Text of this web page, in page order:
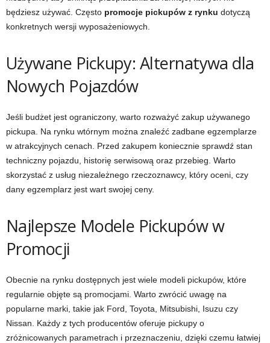
będziesz używać. Często promocje pickupów z rynku dotyczą
konkretnych wersji wyposażeniowych.
Używane Pickupy: Alternatywa dla
Nowych Pojazdów
Jeśli budżet jest ograniczony, warto rozważyć zakup używanego
pickupa. Na rynku wtórnym można znaleźć zadbane egzemplarze
w atrakcyjnych cenach. Przed zakupem koniecznie sprawdź stan
techniczny pojazdu, historię serwisową oraz przebieg. Warto
skorzystać z usług niezależnego rzeczoznawcy, który oceni, czy
dany egzemplarz jest wart swojej ceny.
Najlepsze Modele Pickupów w
Promocji
Obecnie na rynku dostępnych jest wiele modeli pickupów, które
regularnie objęte są promocjami. Warto zwrócić uwagę na
popularne marki, takie jak Ford, Toyota, Mitsubishi, Isuzu czy
Nissan. Każdy z tych producentów oferuje pickupy o
zróżnicowanych parametrach i przeznaczeniu, dzięki czemu łatwiej